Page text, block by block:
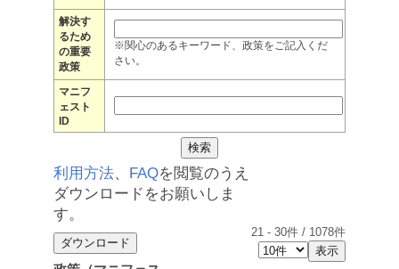
解決す
るため
の重要
政策
※関心のあるキーワード、政策をご記入くだ
さい。
マニフ
ェスト
ID
利用方法、 FAQを閲覧のうえ
ダウンロードをお願いしま
す。
21 - 30件 / 1078件